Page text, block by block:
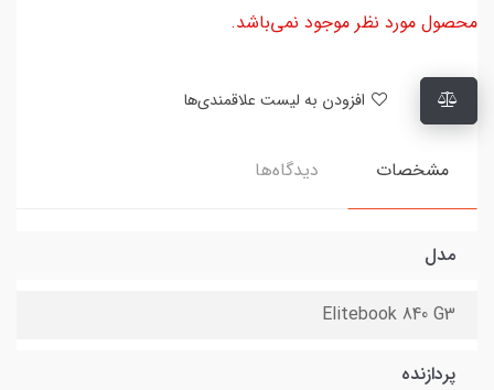
محصول مورد نظر موجود نمی‌باشد.
مشخصات دیدگاه‌ها
مدل
Elitebook 840 G3
پردازنده